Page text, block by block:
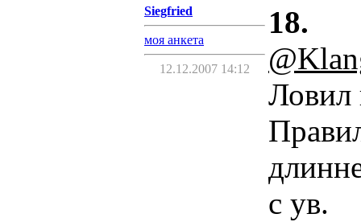
Siegfried
моя анкета
12.12.2007 14:12
18.
Ловил
с ув.